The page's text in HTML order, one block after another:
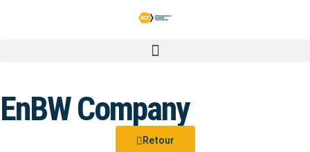
EnBW Company
Retour